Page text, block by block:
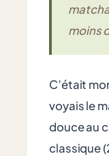
moins
C’était
voyais le
douce au
classique